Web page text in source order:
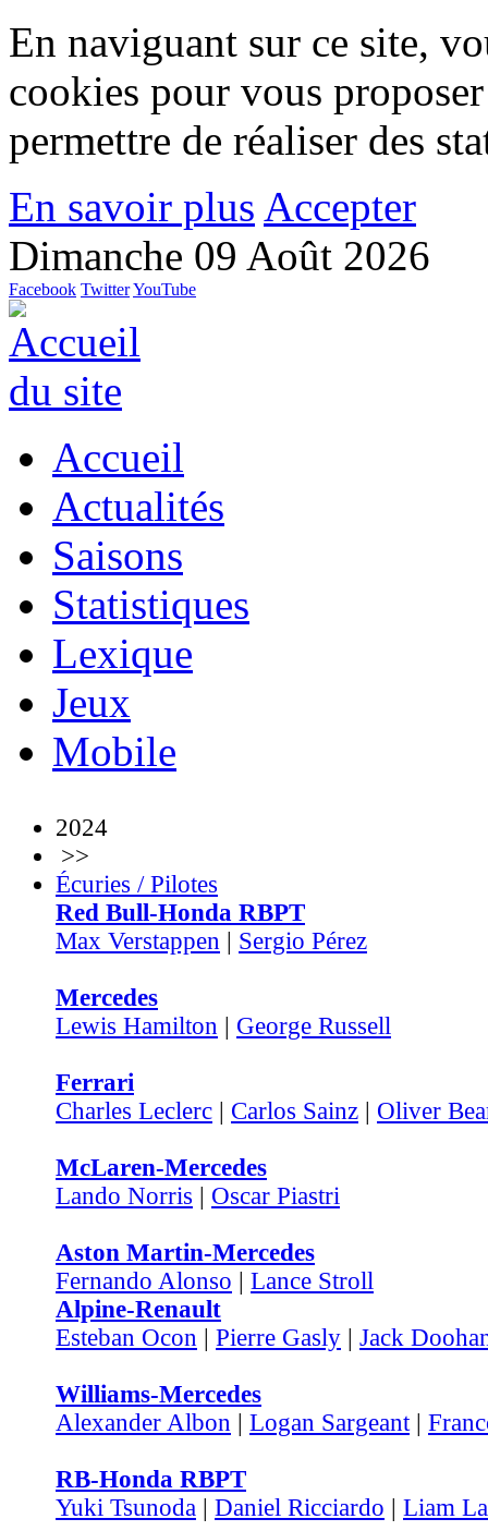
En naviguant sur ce site,
cookies pour vous
permettre de réaliser des
En savoir plus Accepter
Dimanche 09 Août 2026
Facebook TwitterYouTube
Accueil
Actualités
Saisons
Statistiques
Lexique
Jeux
Mobile
2024
>>
Écuries / Pilotes
Red Bull-Honda RBPT
Max Verstappen | Sergio Pérez
Mercedes
Lewis Hamilton | George Russell
Ferrari
Charles Leclerc | Carlos Sainz | Oliver
McLaren-Mercedes
Lando Norris | Oscar Piastri
Aston Martin-Mercedes
Fernando Alonso | Lance Stroll
Alpine-Renault
Esteban Ocon | Pierre Gasly | Jack
Williams-Mercedes
Alexander Albon | Logan Sargeant|
RB-Honda RBPT
Yuki Tsunoda | Daniel Ricciardo | Liam